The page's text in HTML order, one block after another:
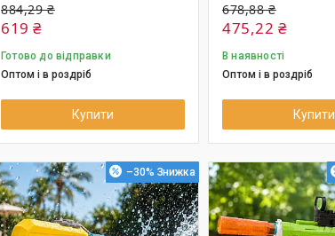
884,29 ₴
619 ₴
Готово до відправки
Оптом і в роздріб
Купити
678,88 ₴
475,22 ₴
В наявності
Оптом і в роздріб
Купити
–30%